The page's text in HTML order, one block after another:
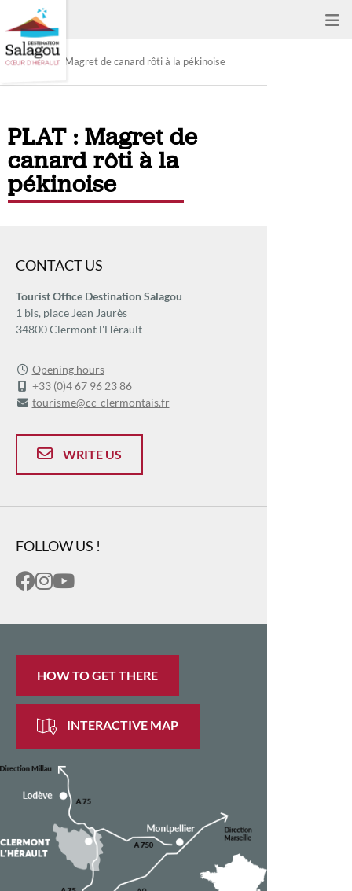
PLAT : Magret de canard rôti à la pékinoise
PLAT : Magret de
canard rôti à la
pékinoise
CONTACT US
Tourist Office Destination Salagou
1 bis, place Jean Jaurès
34800 Clermont l'Hérault
Opening hours
+33 (0)4 67 96 23 86
tourisme@cc-clermontais.fr
WRITE US
FOLLOW US !
HOW TO GET THERE
INTERACTIVE MAP